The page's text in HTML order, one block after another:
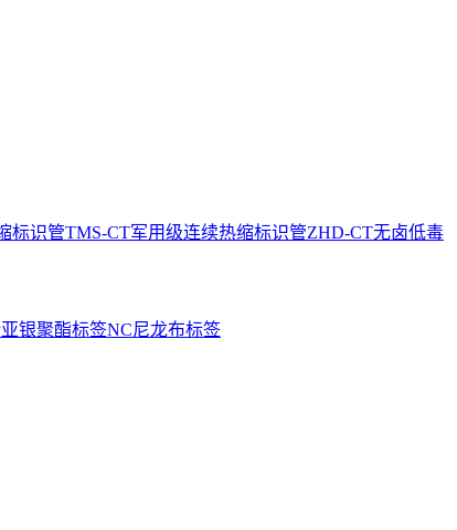
标识管TMS-CT军用级连续热缩标识管ZHD-CT无卤低毒
银聚酯标签NC尼龙布标签